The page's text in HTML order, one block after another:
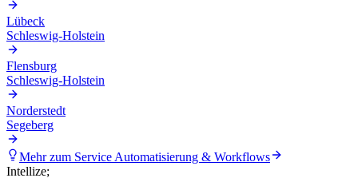
Lübeck
Schleswig-Holstein
Flensburg
Schleswig-Holstein
Norderstedt
Segeberg
Mehr zum ServiceAutomatisierung & Workflows
Intellize;